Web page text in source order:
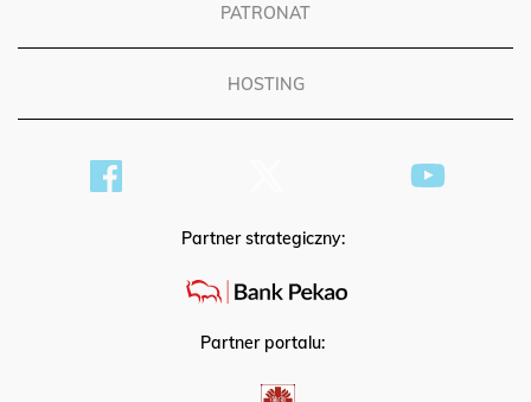
PATRONAT
HOSTING
Partner strategiczny:
Partner portalu: